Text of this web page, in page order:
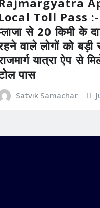
Toll Pass :-
से 20 किमी के
वाले लोगों को
यात्रा ऐप से
पास
Satvik Samachar